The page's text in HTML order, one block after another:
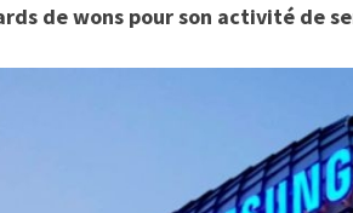
de wons pour son activité de